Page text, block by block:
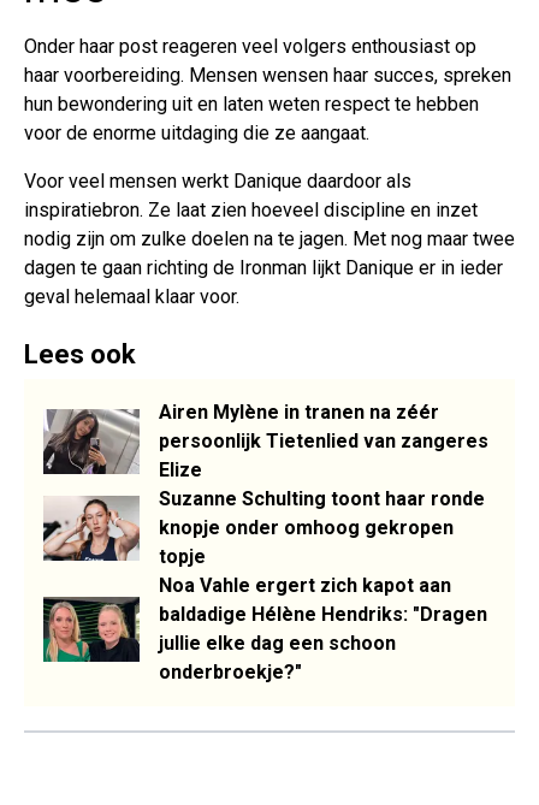
Onder haar post reageren veel volgers enthousiast op
haar voorbereiding. Mensen wensen haar succes, spreken
hun bewondering uit en laten weten respect te hebben
voor de enorme uitdaging die ze aangaat.
Voor veel mensen werkt Danique daardoor als
inspiratiebron. Ze laat zien hoeveel discipline en inzet
nodig zijn om zulke doelen na te jagen. Met nog maar twee
dagen te gaan richting de Ironman lijkt Danique er in ieder
geval helemaal klaar voor.
Lees ook
Airen Mylène in tranen na zéér
persoonlijk Tietenlied van zangeres
Elize
Suzanne Schulting toont haar ronde
knopje onder omhoog gekropen
topje
Noa Vahle ergert zich kapot aan
baldadige Hélène Hendriks: "Dragen
jullie elke dag een schoon
onderbroekje?"